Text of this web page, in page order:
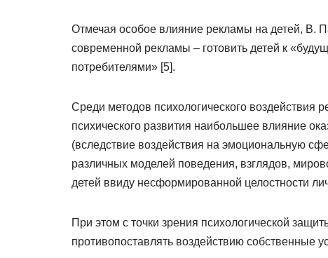
Отмечая особое влияние рекламы на детей, В.
современной рекламы – готовить детей к
потребителями» [5].
Среди методов психологического воздействия
психического развития наибольшее влияние
(вследствие воздействия на эмоциональную
различных моделей поведения, взглядов,
детей ввиду несформированной целостности
При этом с точки зрения психологической
противопоставлять воздействию собственные